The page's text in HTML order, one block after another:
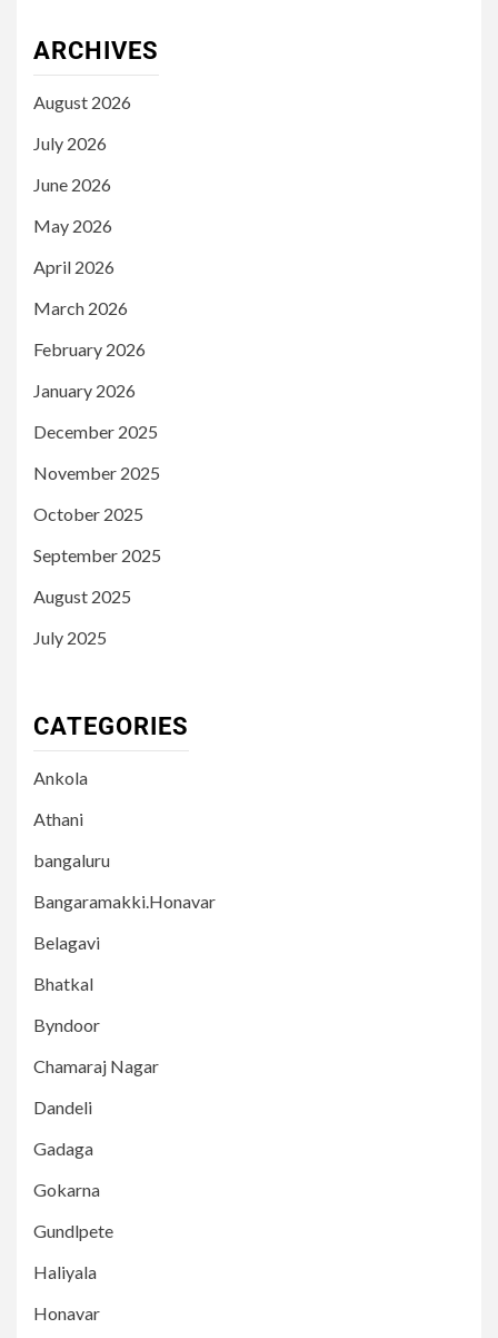
ARCHIVES
August 2026
July 2026
June 2026
May 2026
April 2026
March 2026
February 2026
January 2026
December 2025
November 2025
October 2025
September 2025
August 2025
July 2025
CATEGORIES
Ankola
Athani
bangaluru
Bangaramakki.Honavar
Belagavi
Bhatkal
Byndoor
Chamaraj Nagar
Dandeli
Gadaga
Gokarna
Gundlpete
Haliyala
Honavar